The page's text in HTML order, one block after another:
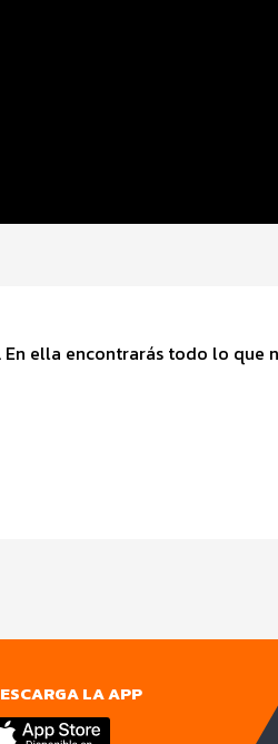
ella encontrarás todo lo que
LA APP